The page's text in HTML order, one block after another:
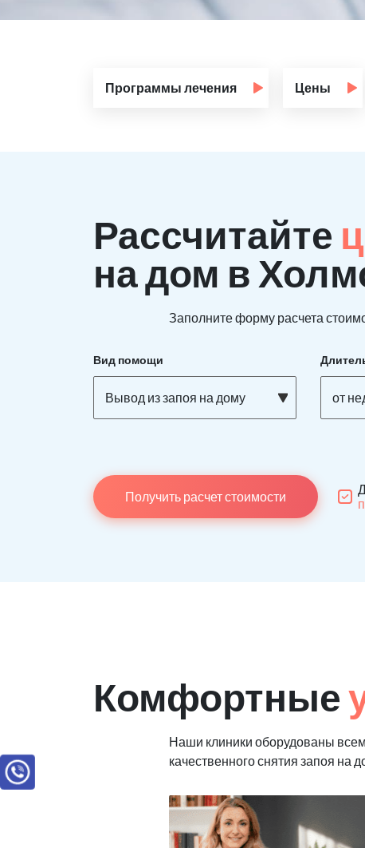
Программы лечения Цены
Рассчитайте
на дом в
Заполните форму расчета
Вид помощи
Вывод из запоя на дому от
Получить расчет стоимости
Комфортные
Наши клиники оборудованы
качественного снятия запоя на